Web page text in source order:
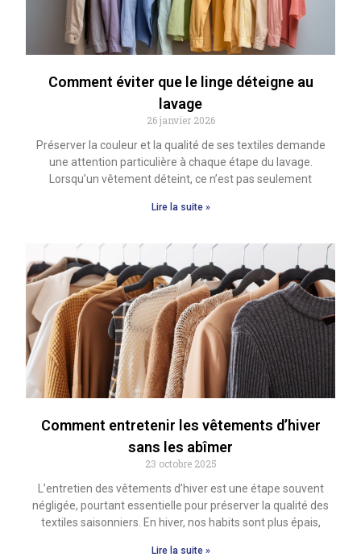
Comment éviter que le linge déteigne au
lavage
26 janvier 2026
Préserver la couleur et la qualité de ses textiles demande
une attention particulière à chaque étape du lavage.
Lorsqu’un vêtement déteint, ce n’est pas seulement
Lire la suite »
Comment entretenir les vêtements d’hiver
sans les abîmer
23 octobre 2025
L’entretien des vêtements d’hiver est une étape souvent
négligée, pourtant essentielle pour préserver la qualité des
textiles saisonniers. En hiver, nos habits sont plus épais,
Lire la suite »